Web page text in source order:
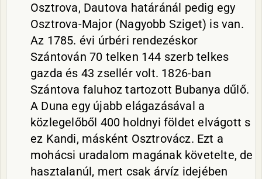
Osztrova, Dautova határánál pedig egy
Osztrova-Major (Nagyobb Sziget) is van.
Az 1785. évi úrbéri rendezéskor
Szántován 70 telken 144 szerb telkes
gazda és 43 zsellér volt. 1826-ban
Szántova faluhoz tartozott Bubanya dűlő.
A Duna egy újabb elágazásával a
közlegelőből 400 holdnyi földet elvágott s
ez Kandi, másként Osztrovácz. Ezt a
mohácsi uradalom magának követelte, de
hasztalanúl, mert csak árvíz idejében